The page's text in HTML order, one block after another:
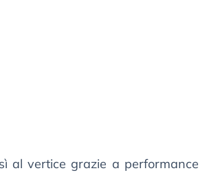
al vertice grazie a performance